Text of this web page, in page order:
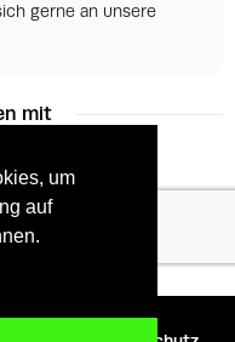
um
auf
gerne an unsere
mit